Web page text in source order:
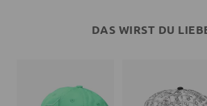
DAS WIRST DU